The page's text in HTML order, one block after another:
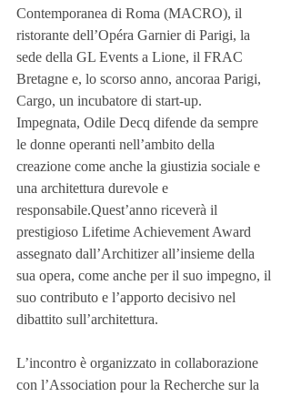
Contemporanea di Roma (MACRO), il
ristorante dell’Opéra Garnier di Parigi, la
sede della GL Events a Lione, il FRAC
Bretagne e, lo scorso anno, ancoraa Parigi,
Cargo, un incubatore di start-up.
Impegnata, Odile Decq difende da sempre
le donne operanti nell’ambito della
creazione come anche la giustizia sociale e
una architettura durevole e
responsabile.Quest’anno riceverà il
prestigioso Lifetime Achievement Award
assegnato dall’Architizer all’insieme della
sua opera, come anche per il suo impegno, il
suo contributo e l’apporto decisivo nel
dibattito sull’architettura.
L’incontro è organizzato in collaborazione
con l’Association pour la Recherche sur la